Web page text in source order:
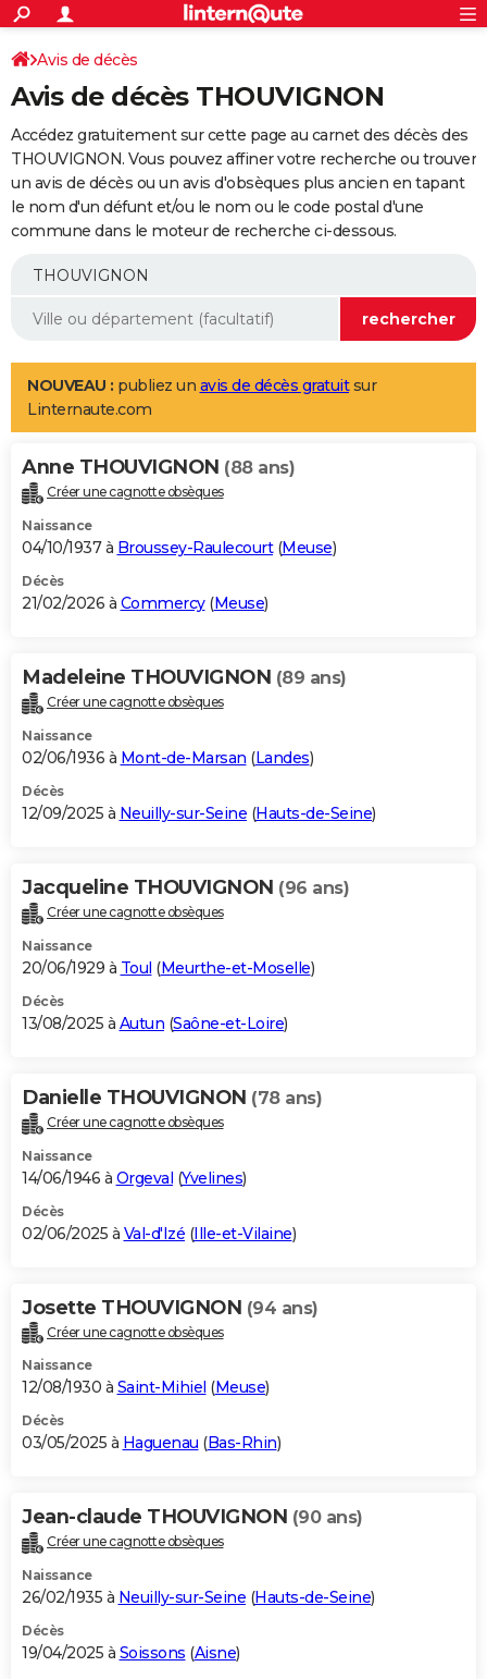
ACTUALITÉS
Politique
Société
Faits Divers
Education
Monde
Villes
+
SPORT
Coupe du monde 2026
Football
Tennis
Cyclisme
Rugby
Forum
Programme TV
TNT
Streaming
Cinéma
Sorties cinéma
Musique
+
FINANCE
Impôts
Immobilier
Risques naturels par ville
Banque
Assurance
Crédit
AUTO
Essais
Réserver un essai
Citadines
Berlines
SUV
Forum auto
+
Mobiles
Meilleur smartphone
Internet
Ordinateurs
Jeux vidéo
Guide high-tech
Aménagement intérieur
LIFESTYLE
Art de vivre
Bien-être
Loisirs
Mode
Modes de vie
Alimentation
Guide de la santé
Maladies
Médicaments
Sommeil
VOYAGE
Destinations
City break
Voyage nature
Voyage de noces
Forum
Climat
+PHOTO
GUIDES D'ACHAT
BONS PLANS
Carte de Noël
Carte Bonne année
Carte Saint-Valentin
Carte Pâques
Carte d'anniversaire
DICTIONNAIRE
Dictionnaire
Biographies
Citations
Expressions
Proverbes
PROGRAMME TV
S'inscrire
Se connecter
Lycées
Collèges
Primaires
Universités
Entreprises
Service militaire
Avis de recherche
AVIS DE DÉCÈS
Bricolage
Lifestyle
Culture
Sport
Auto
Television
Voyage
Cinema
Avis de décès
Avis de décès THOUVIGNON
Accédez gratuitement sur cette page au carnet des décès des
THOUVIGNON. Vous pouvez affiner votre recherche ou trouver
un avis de décès ou un avis d'obsèques plus ancien en tapant
le nom d'un défunt et/ou le nom ou le code postal d'une
commune dans le moteur de recherche ci-dessous.
NOUVEAU : publiez un avis de décès gratuitsur
Linternaute.com
Anne THOUVIGNON (88 ans)
Créer une cagnotte obsèques
Naissance
04/10/1937 à Broussey-Raulecourt(Meuse)
Décès
21/02/2026 à Commercy(Meuse)
Madeleine THOUVIGNON (89 ans)
Créer une cagnotte obsèques
Naissance
02/06/1936 à Mont-de-Marsan (Landes)
Décès
12/09/2025 à Neuilly-sur-Seine (Hauts-de-Seine)
Jacqueline THOUVIGNON (96 ans)
Créer une cagnotte obsèques
Naissance
20/06/1929 à Toul (Meurthe-et-Moselle)
Décès
13/08/2025 à Autun (Saône-et-Loire)
Danielle THOUVIGNON (78 ans)
Créer une cagnotte obsèques
Naissance
14/06/1946 à Orgeval (Yvelines)
Décès
02/06/2025 à Val-d'Izé (Ille-et-Vilaine)
Josette THOUVIGNON (94 ans)
Créer une cagnotte obsèques
Naissance
12/08/1930 à Saint-Mihiel (Meuse)
Décès
03/05/2025 à Haguenau (Bas-Rhin)
Jean-claude THOUVIGNON (90 ans)
Créer une cagnotte obsèques
Naissance
26/02/1935 à Neuilly-sur-Seine (Hauts-de-Seine)
Décès
19/04/2025 à Soissons (Aisne)